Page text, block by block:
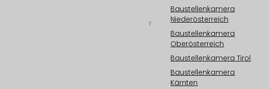
Ihr international tätiger
Baustellenkamera
Niederösterreich
Baustellenkamera
Oberösterreich
Baustellenkamera Tirol
Baustellenkamera
Kärnten